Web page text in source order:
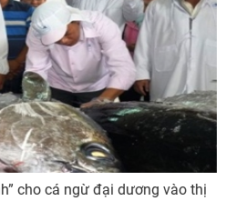
cho cá ngừ đại dương vào thị